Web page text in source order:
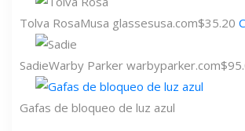
Tolva RosaMusa glassesusa.com$35.20
SadieWarby Parker warbyparker.com
Gafas de bloqueo de luz azul